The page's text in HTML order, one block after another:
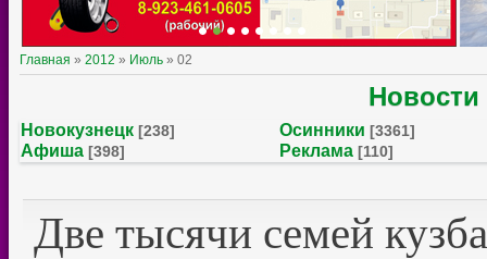
Главная » 2012 » Июль » 02
Новости
Новокузнецк [238] Осинники [3361]
Афиша [398] Реклама [110]
Две тысячи семей